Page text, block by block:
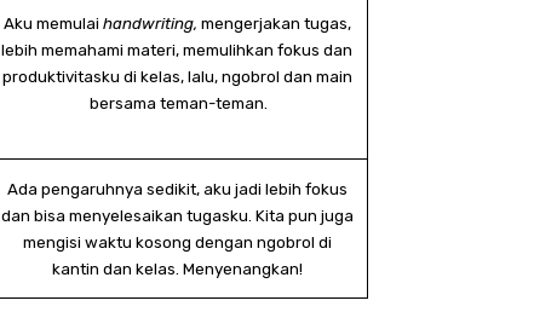
Aku memulai handwriting, mengerjakan tugas,
lebih memahami materi, memulihkan fokus dan
produktivitasku di kelas, lalu, ngobrol dan main
bersama teman-teman.
Ada pengaruhnya sedikit, aku jadi lebih fokus
dan bisa menyelesaikan tugasku. Kita pun juga
mengisi waktu kosong dengan ngobrol di
kantin dan kelas. Menyenangkan!